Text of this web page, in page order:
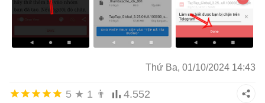
Thứ Ba, 01/10/2024 14:43
5 ★ 1 👨 4.552